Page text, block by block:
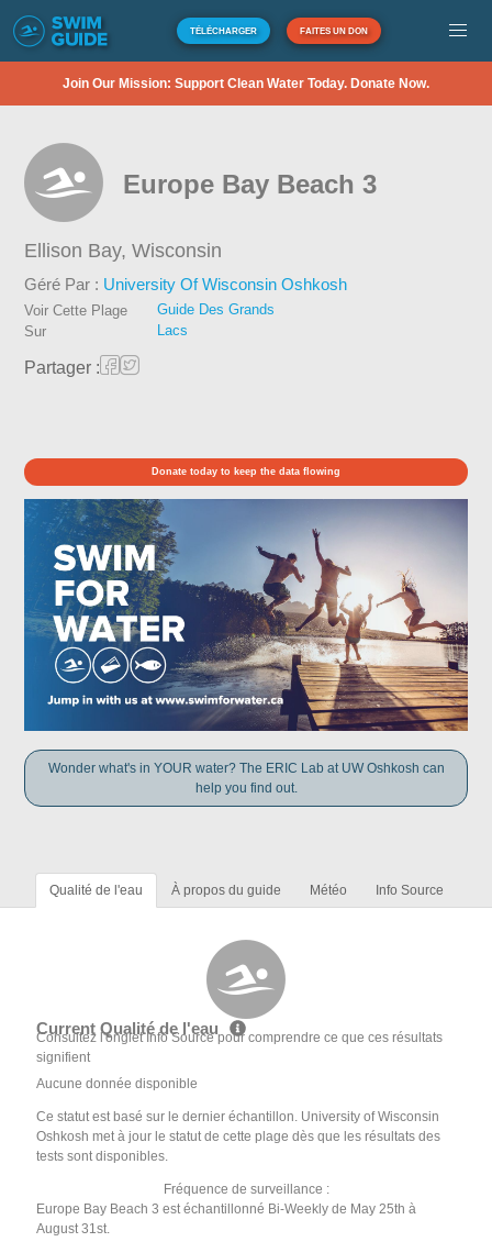
TÉLÉCHARGER FAITES UN DON
Join Our Mission: Support Clean Water Today. Donate Now.
Europe Bay Beach 3
Ellison Bay,Wisconsin
Géré Par : University Of Wisconsin Oshkosh
Voir Cette Plage
Sur
Guide Des Grands
Lacs
Partager :
Donate today to keep the data flowing
Wonder what's in YOUR water? The ERIC Lab at UW Oshkosh can
help you find out.
Qualité de l'eau À propos du guide Météo Info Source
Current Qualité de l'eau
Consultez l'onglet Info Source pour comprendre ce que ces résultats
signifient
Aucune donnée disponible
Ce statut est basé sur le dernier échantillon. University of Wisconsin
Oshkosh met à jour le statut de cette plage dès que les résultats des
tests sont disponibles.
Fréquence de surveillance :
Europe Bay Beach 3 est échantillonné Bi-Weekly de May 25th à
August 31st.